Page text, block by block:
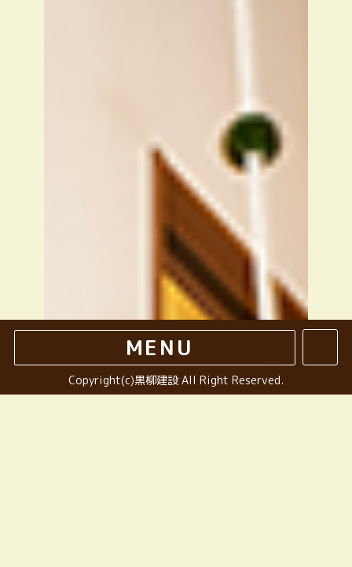
MENU
Copyright(c)黒柳建設 All Right Reserved.